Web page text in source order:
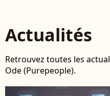
Actualités
Retrouvez toutes les
Ode (Purepeople).